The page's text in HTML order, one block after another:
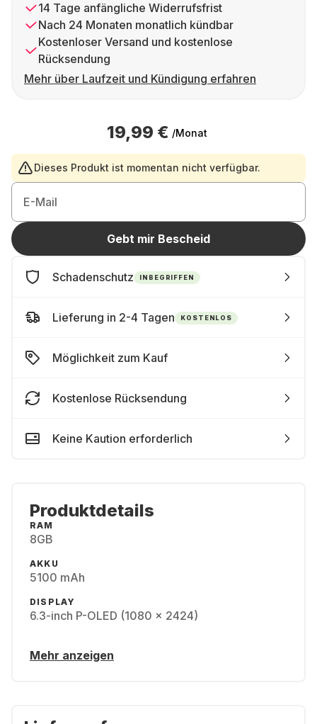
14 Tage anfängliche Widerrufsfrist
Nach 24 Monaten monatlich kündbar
Kostenloser Versand und kostenlose
Rücksendung
Mehr über Laufzeit und Kündigung erfahren
19,99 € /Monat
Dieses Produkt ist momentan nicht verfügbar.
E-Mail
Gebt mir Bescheid
Schadenschutz INBEGRIFFEN
Lieferung in 2-4 Tagen KOSTENLOS
Möglichkeit zum Kauf
Kostenlose Rücksendung
Keine Kaution erforderlich
Produktdetails
RAM
8GB
AKKU
5100 mAh
DISPLAY
6.3-inch P-OLED (1080 x 2424)
Mehr anzeigen